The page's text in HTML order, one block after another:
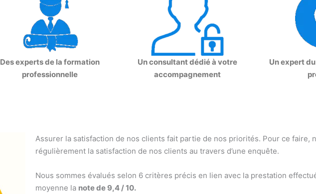
Des experts de la formation
professionnelle
Un consultant dédié à votre
accompagnement
Un expert
Assurer la satisfaction de nos clients fait partie de nos priorités. Pour ce faire,
régulièrement la satisfaction de nos clients au travers d’une enquête.
Nous sommes évalués selon 6 critères précis en lien avec la prestation
moyenne la note de 9,4 / 10.